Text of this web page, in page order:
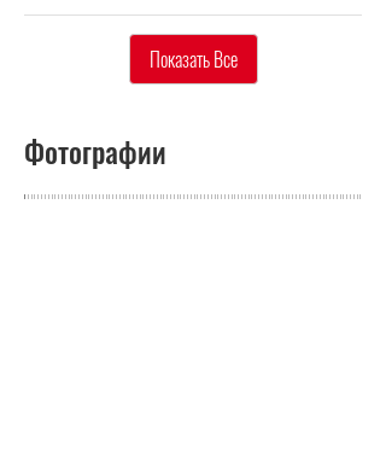
Показать Все
Фотографии